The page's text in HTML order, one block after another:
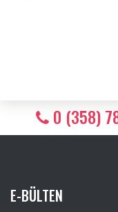
0 (358)
E-BÜLTEN